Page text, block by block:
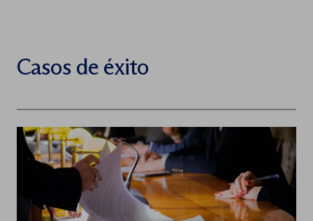
Casos de éxito